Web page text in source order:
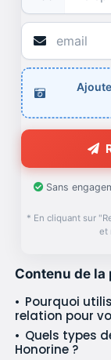
Sans
* En cliquant sur
et
Contenu de la
Pourquoi
relation pour
Quels types
Honorine ?